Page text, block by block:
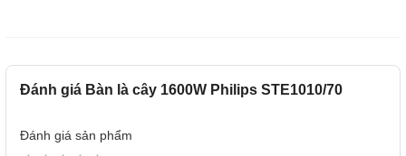
Đánh giá Bàn là cây 1600W Philips STE1010/70
Đánh giá sản phẩm